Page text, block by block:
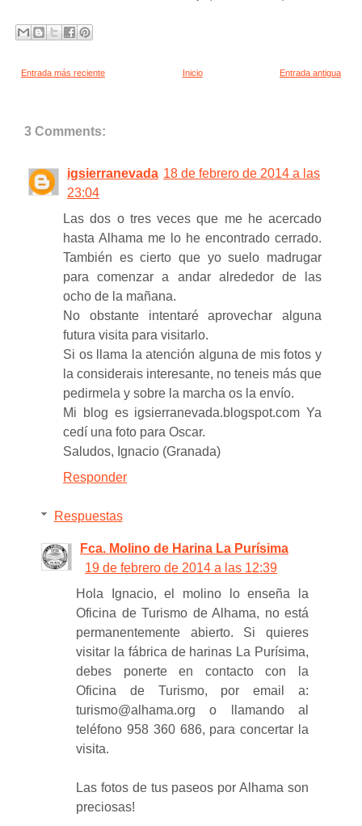
Entrada más reciente Entrada antigua
Inicio
3 Comments:
igsierranevada 18 de febrero de 2014 a las
23:04
Las dos o tres veces que me he acercado
hasta Alhama me lo he encontrado cerrado.
También es cierto que yo suelo madrugar
para comenzar a andar alrededor de las
ocho de la mañana.
No obstante intentaré aprovechar alguna
futura visita para visitarlo.
Si os llama la atención alguna de mis fotos y
la considerais interesante, no teneis más que
pedirmela y sobre la marcha os la envío.
Mi blog es igsierranevada.blogspot.com Ya
cedí una foto para Oscar.
Saludos, Ignacio (Granada)
Responder
Respuestas
Fca. Molino de Harina La Purísima
19 de febrero de 2014 a las 12:39
Hola Ignacio, el molino lo enseña la
Oficina de Turismo de Alhama, no está
permanentemente abierto. Si quieres
visitar la fábrica de harinas La Purísima,
debes ponerte en contacto con la
Oficina de Turismo, por email a:
turismo@alhama.org o llamando al
teléfono 958 360 686, para concertar la
visita.
Las fotos de tus paseos por Alhama son
preciosas!